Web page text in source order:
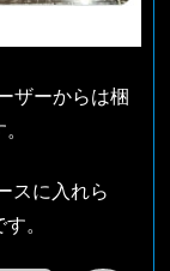
ザーからは梱
スに入れら
。